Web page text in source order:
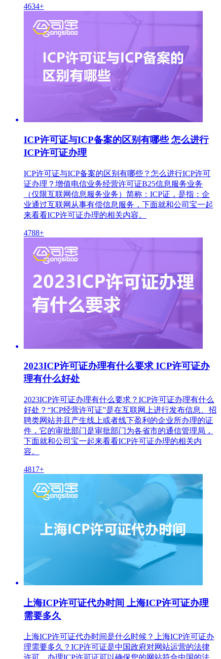
4634+
ICP许可证与ICP备案的区别有哪些 怎么进行
ICP许可证办理
ICP许可证与ICP备案的区别有哪些？怎么进行ICP许可
证办理？增值电信业务经营许可证B25信息服务业务
（仅限互联网信息服务业务）简称：ICP证，是指：企
业通过互联网从事有偿信息服务，下面就和公司宝一起
来看看ICP许可证办理的相关内容。
4788+
2023ICP许可证办理有什么要求 ICP许可证办
理有什么好处
2023ICP许可证办理有什么要求？ICP许可证办理有什么
好处？“ICP经营许可证”是在互联网上进行发布信息、招
聘类网站并且产生线上或者线下盈利的企业所办理的证
件，它的审批部门是审批部门为各省市的通信管理局，
下面就和公司宝一起来看看ICP许可证办理的相关内
容。
4817+
上海ICP许可证代办时间 上海ICP许可证办理
需要多久
上海ICP许可证代办时间是什么时候？上海ICP许可证办
理需要多久？ICP许可证是中国政府对网站运营的法律
许可，办理ICP许可证可以确保您的网站符合中国的法